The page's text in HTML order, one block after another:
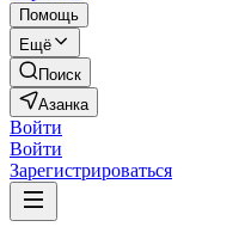
Помощь
Ещё
Поиск
Азанка
Войти
Войти
Зарегистрироваться